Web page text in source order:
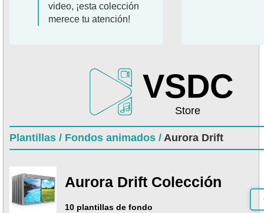
video, ¡esta colección
merece tu atención!
VSDC
Store
Plantillas / Fondos animados / Aurora Drift
Aurora Drift Colección
10 plantillas de fondo